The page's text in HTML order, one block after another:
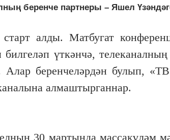
беренче партнеры – Яшел
алды. Матбугат
үткәнчә, телеканалның
беренчеләрдән булып,
алмаштырганнар.
30 мартында массакүләм